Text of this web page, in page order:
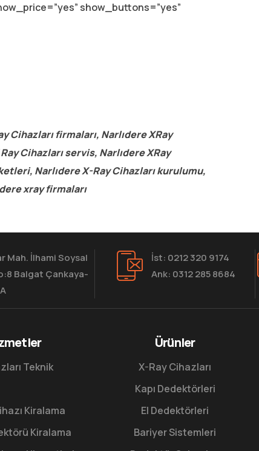
show_buttons=”yes”
Cihazları firmaları, Narlıdere XRay
Cihazları servis, Narlıdere XRay
Narlıdere X-Ray Cihazları kurulumu,
xray firmaları
Mah. İlhami Soysal
Balgat Çankaya-
İst: 0212 320 9174
Ank: 0312 285 8684
Teknik
Kiralama
Kiralama
Ürünler
X-Ray Cihazları
Kapı Dedektörleri
El Dedektörleri
Bariyer Sistemleri